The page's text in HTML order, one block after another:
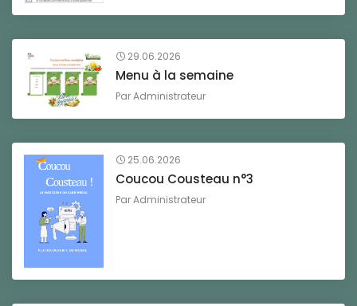
29.06.2026
Menu à la semaine
ParAdministrateur
25.06.2026
Coucou Cousteau n°3
ParAdministrateur